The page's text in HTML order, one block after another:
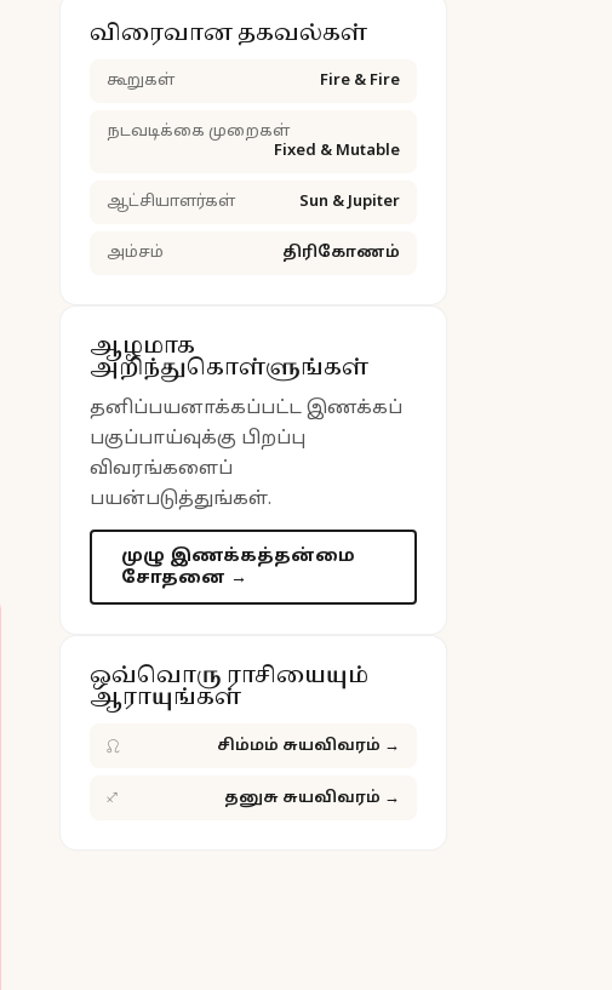
விரைவான தகவல்கள்
கூறுகள் Fire & Fire
நடவடிக்கை முறைகள்
Fixed & Mutable
ஆட்சியாளர்கள் Sun & Jupiter
அம்சம் திரிகோணம்
ஆழமாக
அறிந்துகொள்ளுங்கள்
தனிப்பயனாக்கப்பட்ட இணக்கப்
பகுப்பாய்வுக்கு பிறப்பு
விவரங்களைப்
பயன்படுத்துங்கள்.
முழு இணக்கத்தன்மை
சோதனை →
ஒவ்வொரு ராசியையும்
ஆராயுங்கள்
♌ சிம்மம் சுயவிவரம் →
♐ தனுசு சுயவிவரம் →